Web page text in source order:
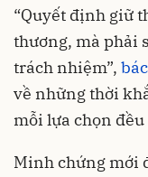
“Quyết định giữ
thương, mà phải
trách nhiệm”,
về những thời
mỗi lựa chọn
Minh chứng mới